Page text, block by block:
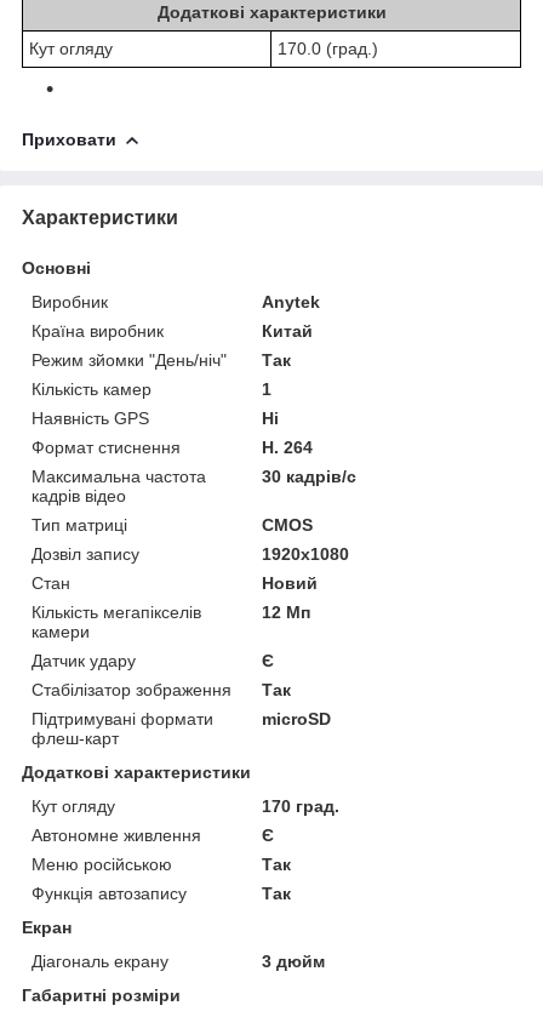
Додаткові характеристики
Кут огляду
170.0 (град.)
Приховати
Характеристики
Основні
Виробник
Anytek
Країна виробник
Китай
Режим зйомки "День/ніч"
Так
Кількість камер
1
Наявність GPS
Ні
Формат стиснення
H. 264
Максимальна частота
кадрів відео
30 кадрів/с
Тип матриці
CMOS
Дозвіл запису
1920х1080
Стан
Новий
Кількість мегапікселів
камери
12 Мп
Датчик удару
Є
Стабілізатор зображення
Так
Підтримувані формати
флеш-карт
microSD
Додаткові характеристики
Кут огляду
170 град.
Автономне живлення
Є
Меню російською
Так
Функція автозапису
Так
Екран
Діагональ екрану
3 дюйм
Габаритні розміри